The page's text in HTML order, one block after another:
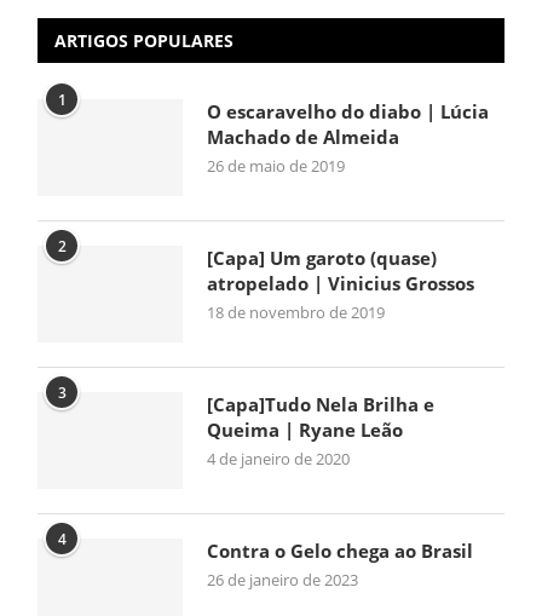
ARTIGOS POPULARES
1
O escaravelho do diabo | Lúcia
Machado de Almeida
26 de maio de 2019
2
[Capa] Um garoto (quase)
atropelado | Vinicius Grossos
18 de novembro de 2019
3
[Capa]Tudo Nela Brilha e
Queima | Ryane Leão
4 de janeiro de 2020
4 Contra o Gelo chega ao Brasil
26 de janeiro de 2023